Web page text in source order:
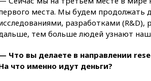
места. Мы будем продолжать
разработками
тем больше людей узнают
Что вы делаете в направлении
что именно идут деньги?